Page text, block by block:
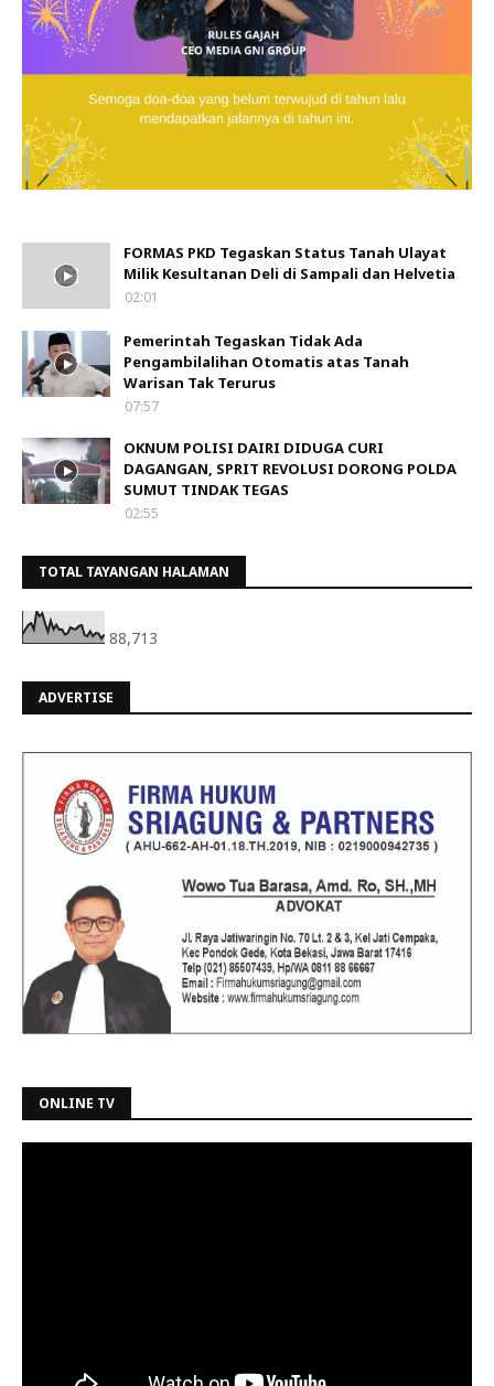
FORMAS PKD Tegaskan Status Tanah Ulayat
Milik Kesultanan Deli di Sampali dan Helvetia
02:01
Pemerintah Tegaskan Tidak Ada
Pengambilalihan Otomatis atas Tanah
Warisan Tak Terurus
07:57
OKNUM POLISI DAIRI DIDUGA CURI
DAGANGAN, SPRIT REVOLUSI DORONG POLDA
SUMUT TINDAK TEGAS
02:55
TOTAL TAYANGAN HALAMAN
88,713
ADVERTISE
ONLINE TV